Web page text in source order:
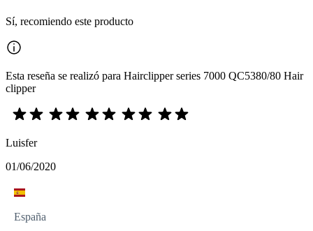
Sí, recomiendo este producto
Esta reseña se realizó para Hairclipper series 7000 QC5380/80 Hair
clipper
Luisfer
01/06/2020
España